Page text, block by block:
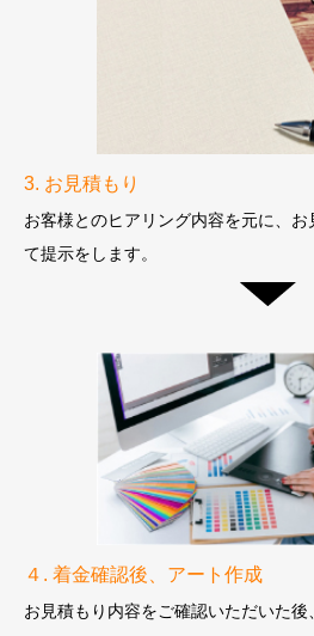
3. お見積もり
お客様とのヒアリング内容を元に、 お
て提示をします。
４. 着金確認後、アート作成
お見積もり内容をご確認いただいた